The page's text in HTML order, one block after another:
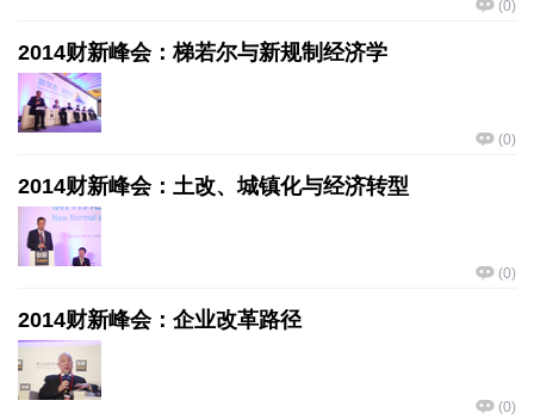
(0)
2014财新峰会：梯若尔与新规制经济学
(0)
2014财新峰会：土改、城镇化与经济转型
(0)
2014财新峰会：企业改革路径
(0)